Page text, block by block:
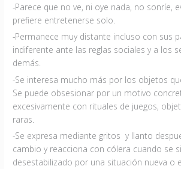
-Parece que no ve, ni oye nada, no sonríe,
prefiere entretenerse solo.
-Permanece muy distante incluso con sus
indiferente ante las reglas sociales y a los
demás.
-Se interesa mucho más por los objetos
Se puede obsesionar por un motivo
excesivamente con rituales de juegos,
raras.
-Se expresa mediante gritos y llanto
cambio y reacciona con cólera cuando se
desestabilizado por una situación nueva o